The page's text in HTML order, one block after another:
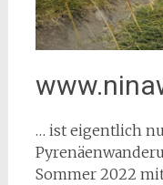
… ist eigentlich
Sommer 2022